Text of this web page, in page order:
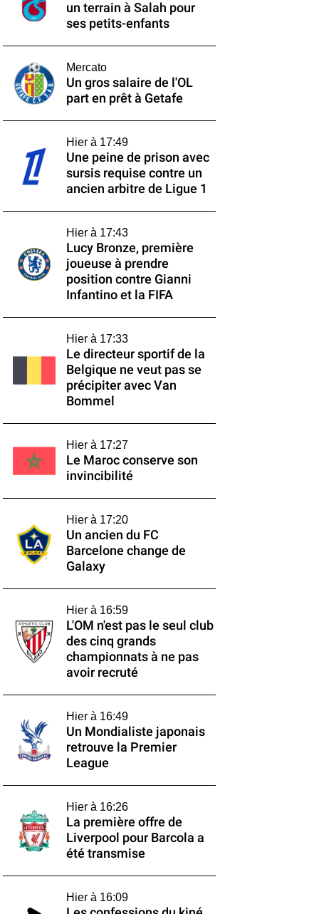
un terrain à Salah pour
ses petits-enfants
Mercato
Un gros salaire de l'OL
part en prêt à Getafe
Hier à 17:49
Une peine de prison avec
sursis requise contre un
ancien arbitre de Ligue 1
Hier à 17:43
Lucy Bronze, première
joueuse à prendre
position contre Gianni
Infantino et la FIFA
Hier à 17:33
Le directeur sportif de la
Belgique ne veut pas se
précipiter avec Van
Bommel
Hier à 17:27
Le Maroc conserve son
invincibilité
Hier à 17:20
Un ancien du FC
Barcelone change de
Galaxy
Hier à 16:59
L'OM n'est pas le seul club
des cinq grands
championnats à ne pas
avoir recruté
Hier à 16:49
Un Mondialiste japonais
retrouve la Premier
League
Hier à 16:26
La première offre de
Liverpool pour Barcola a
été transmise
Hier à 16:09